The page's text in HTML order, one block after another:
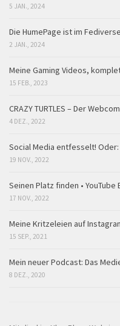
5 JAN., 2024
Die HumePage ist im
2 JAN., 2024
Meine Gaming Videos,
15 FEB., 2023
CRAZY TURTLES – Der
4 DEZ., 2022
Social Media entfesselt!
19 NOV., 2022
Seinen Platz finden • YouTube
17 NOV., 2022
Meine Kritzeleien auf
15 SEP., 2021
Mein neuer Podcast: Das
8 DEZ., 2020